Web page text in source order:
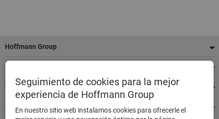
Pie
de
página
Hoffmann Group
Categorías de productos destacados
Siempre estamos a su disposición
Seguimiento de cookies para la mejor
experiencia de Hoffmann Group
En nuestro sitio web instalamos cookies para ofrecerle el